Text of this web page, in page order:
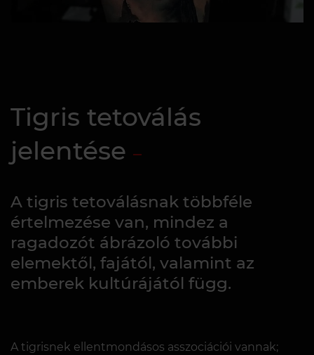
Tigris tetoválás
jelentése
A tigris tetoválásnak többféle
értelmezése van, mindez a
ragadozót ábrázoló további
elemektől, fajától, valamint az
emberek kultúrájától függ.
A tigrisnek ellentmondásos asszociációi vannak;